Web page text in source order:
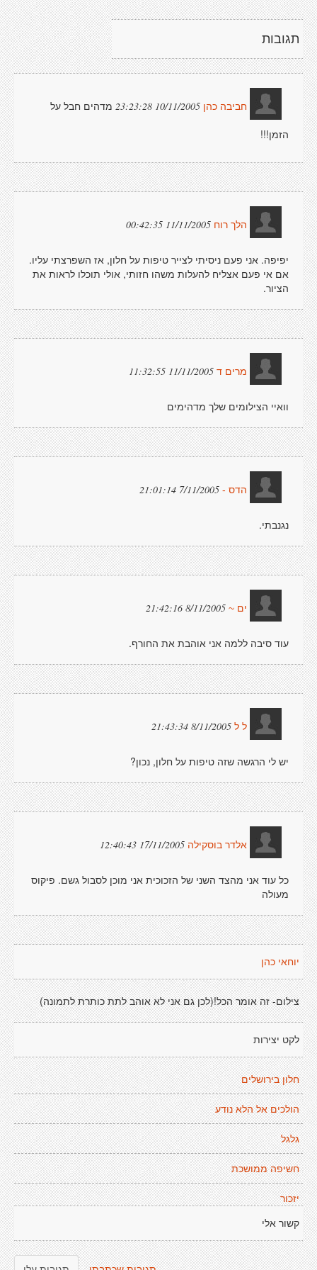
תגובות
חביבה כהן 10/11/2005 23:23:28
מדהים חבל על
הזמן!!!
הלך רוח 11/11/2005 00:42:35
יפיפה. אני פעם ניסיתי לצייר טיפות על חלון, אז השפרצתי עליו.
אם אי פעם אצליח להעלות משהו חזותי, אולי תוכלו לראות את
הציור.
מרים ד 11/11/2005 11:32:55
וואיי הצילומים שלך מדהימים
הדס - 7/11/2005 21:01:14
נגנבתי.
ים ~ 8/11/2005 21:42:16
עוד סיבה ללמה אני אוהבת את החורף.
ל ל 8/11/2005 21:43:34
יש לי הרגשה שזה טיפות על חלון, נכון?
אלדר בוסקילה 17/11/2005 12:40:43
כל עוד אני מהצד השני של הזכוכית אני מוכן לסבול גשם. פיקוס
מעולה
יוחאי כהן
צילום- זה אומר הכל!(לכן גם אני לא אוהב לתת כותרת לתמונה)
לקט יצירות
חלון בירושלים
הולכים אל הלא נודע
גלגל
חשיפה ממושכת
יזכור
קשור אלי